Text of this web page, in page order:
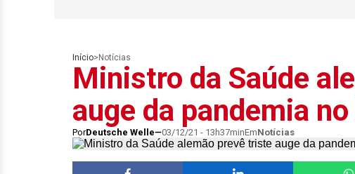
Início> Notícias
Ministro da Saúde
auge da pandemia no
PorDeutsche Welle 03/12/21 - 13h37minEmNotícias